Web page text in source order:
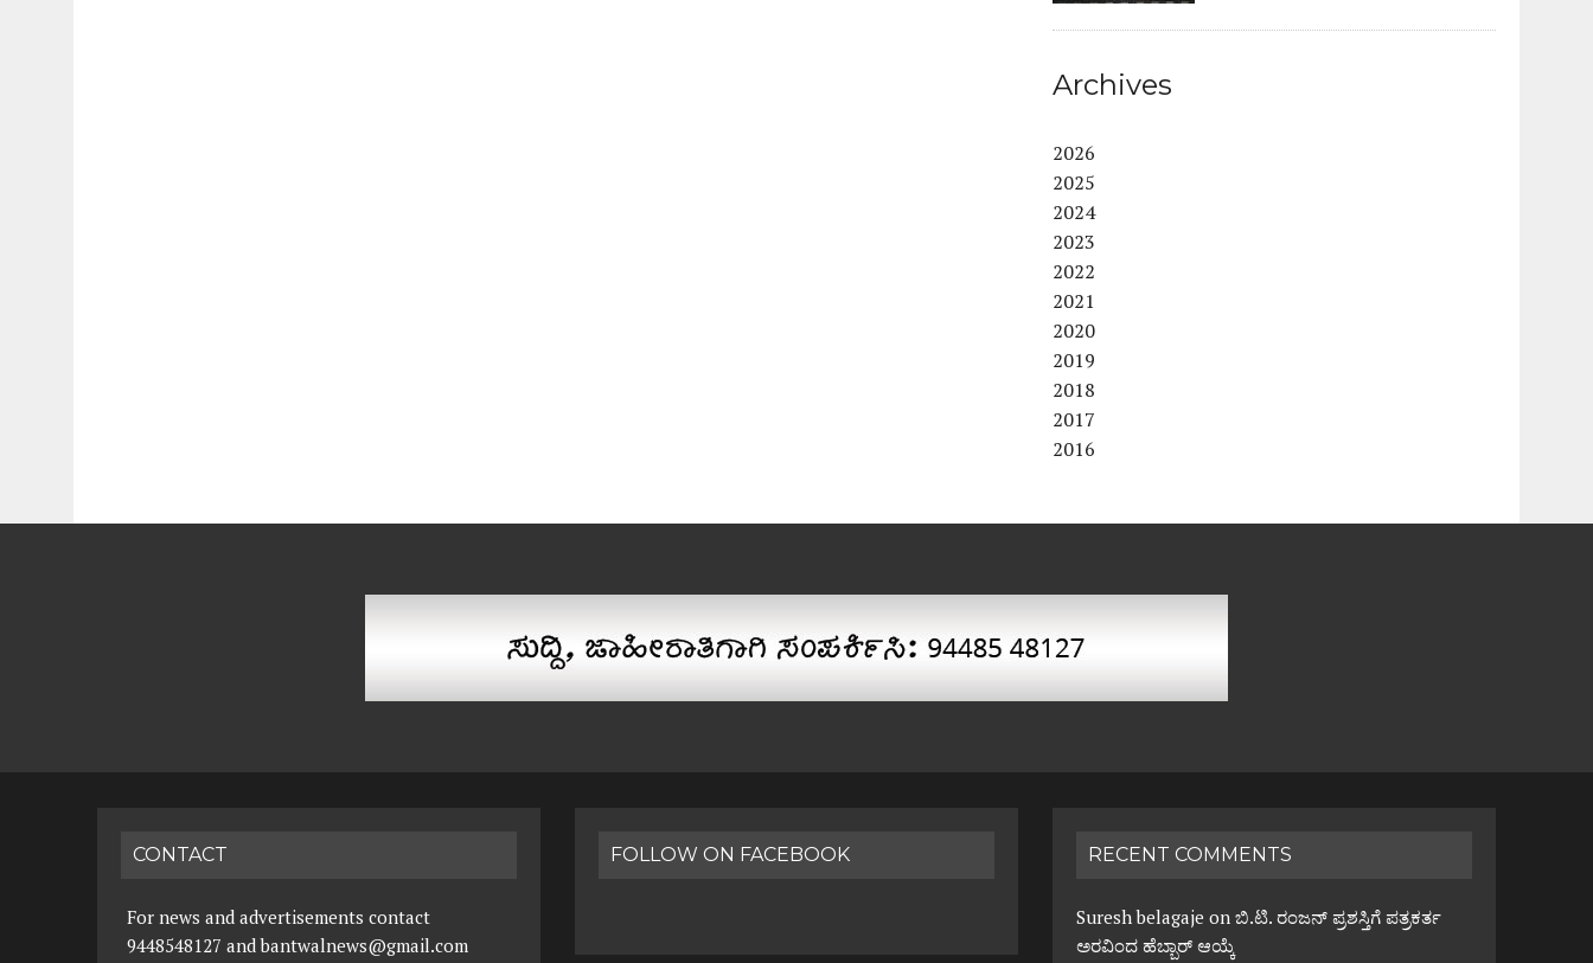
Archives
2026
2025
2024
2023
2022
2021
2020
2019
2018
2017
2016
CONTACT
For news and advertisements contact
9448548127 and bantwalnews@gmail.com
FOLLOW ON FACEBOOK RECENT COMMENTS
Suresh belagaje onಬಿ.ಟಿ. ರಂಜನ್ ಪ್ರಶಸ್ತಿಗೆ ಪತ್ರಕರ್ತ
ಅರವಿಂದ ಹೆಬ್ಬಾರ್ ಆಯ್ಕೆ